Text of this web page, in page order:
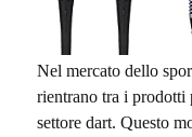
Nel mercato dello
rientrano tra i prodotti
settore dart. Questo